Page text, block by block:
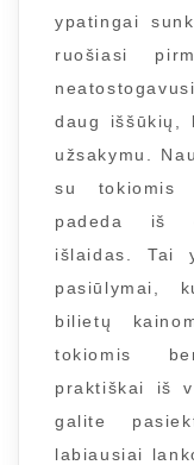
ypatingai
ruošiasi
daug iššūkių,
užsakymu.
su tokiomis
padeda iš
išlaidas. Tai
pasiūlymai,
bilietų
tokiomis
praktiškai iš
galite
labiausiai